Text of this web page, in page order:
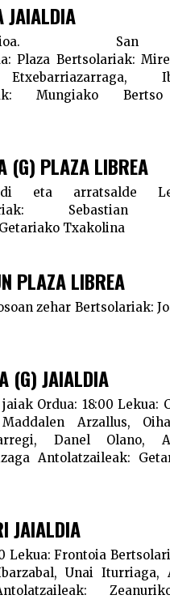
San
Plaza Bertsolariak:
Mungiako
(G) PLAZA LIBREA
eta arratsalde
Sebastian
Getariako Txakolina
PLAZA LIBREA
zehar Bertsolariak:
(G) JAIALDIA
jaiak Ordua: 18:00Lekua:
Arzallus,
Danel Olano,
Antolatzaileak:
JAIALDIA
Lekua: Frontoia
Unai